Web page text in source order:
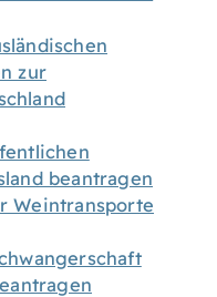
zur
beantragen
Weintransporte